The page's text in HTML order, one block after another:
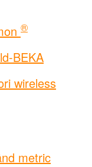
®
BEKA
wireless
metric